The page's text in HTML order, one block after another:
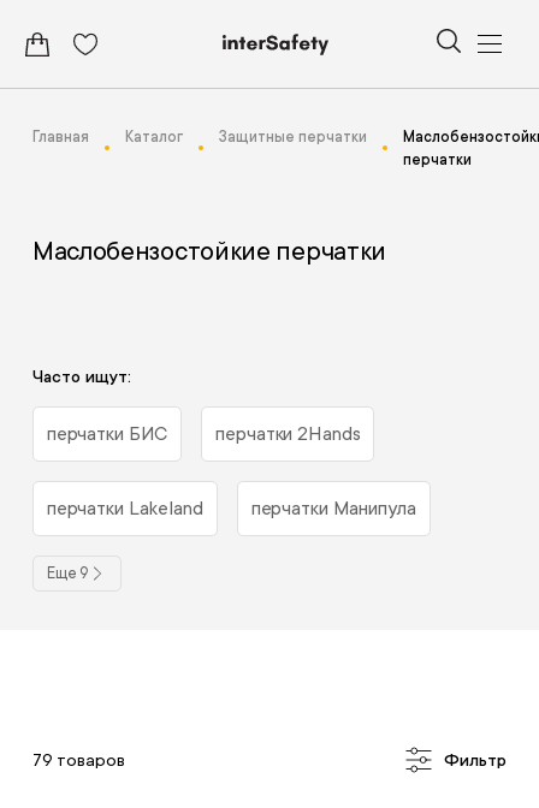
Главная Каталог Защитные перчатки
перчатки
Маслобензостойкие перчатки
Часто ищут:
перчатки БИС перчатки 2Hands
перчатки Lakeland перчатки Манипула
Еще 9
79 товаров Фильтр